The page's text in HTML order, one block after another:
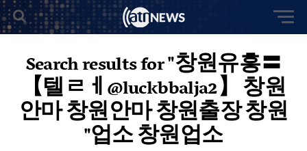
Search results for "창원유흥〓
【텔ㄹㅔ@luckbbalja2】 창원
안마 창원안마 창원출장 창원
업소 창원업소"